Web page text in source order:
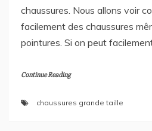
chaussures. Nous allons voir
facilement des chaussures
pointures. Si on peut
Continue Reading
chaussures grande taille